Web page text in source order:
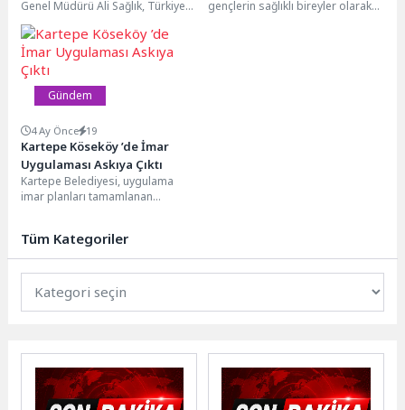
Forumda Anlattı
Genel Müdürü Ali Sağlık, Türkiye
Su Enstitüsü (SUEN) tarafından
düzenlenen 5....
gençlerin sağlıklı bireyler olarak
Gündem
4 Ay Önce 19
Kartepe Köseköy ’de İmar
Uygulaması Askıya Çıktı
Kartepe Belediyesi, uygulama
imar planları tamamlanan
çalışmalarına hız kesmeden
devam...
Tüm Kategoriler